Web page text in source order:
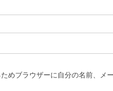
めブラウザーに自分の名前、メ